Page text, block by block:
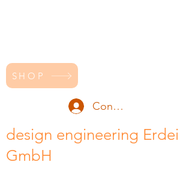
SHOP
Conectează-te
design engineering Erdei
GmbH